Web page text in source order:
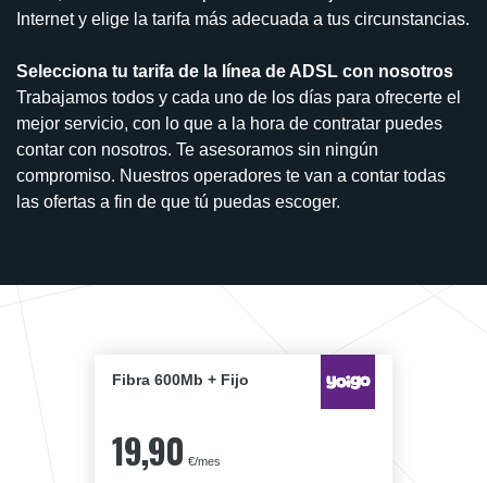
Internet y elige la tarifa más adecuada a tus circunstancias.
Selecciona tu tarifa de la línea de ADSL con nosotros
Trabajamos todos y cada uno de los días para ofrecerte el
mejor servicio, con lo que a la hora de contratar puedes
contar con nosotros. Te asesoramos sin ningún
compromiso. Nuestros operadores te van a contar todas
las ofertas a fin de que tú puedas escoger.
Fibra 600Mb + Fijo
19,90 €/mes